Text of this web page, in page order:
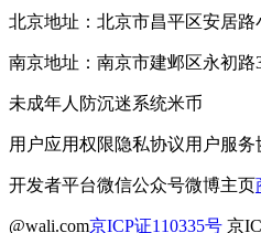
北京地址：北京市昌平区安居路
南京地址：南京市建邺区永初路
未成年人防沉迷系统米币
用户应用权限隐私协议用户服务
开发者平台微信公众号微博主页
@wali.com京ICP证110335号 京